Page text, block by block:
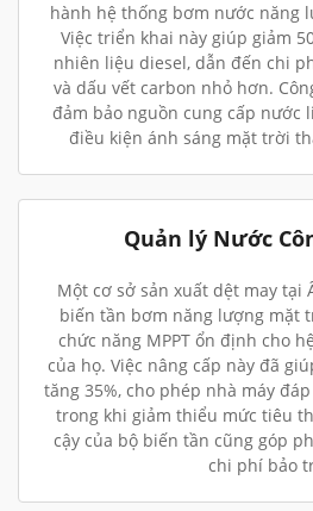
hành hệ thống bơm nước năng
Việc triển khai này giúp giảm
nhiên liệu diesel, dẫn đến chi
và dấu vết carbon nhỏ hơn.
đảm bảo nguồn cung cấp nước
điều kiện ánh sáng mặt trời
Quản lý Nước
Một cơ sở sản xuất dệt may tại
biến tần bơm năng lượng mặt
chức năng MPPT ổn định cho
của họ. Việc nâng cấp này đã
tăng 35%, cho phép nhà máy
trong khi giảm thiểu mức tiêu
cậy của bộ biến tần cũng góp
chi phí bảo